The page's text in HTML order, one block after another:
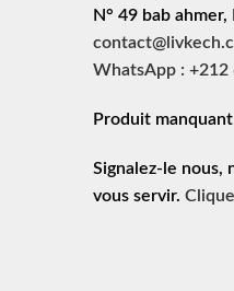
N° 49 bab
WhatsApp : +212
Produit manquant
Signalez-le nous,
vous servir.